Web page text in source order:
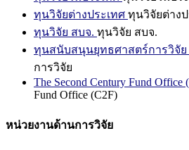
ทุนวิจัยต่างประเทศ ทุนวิจัยต่าง
ทุนวิจัย สบจ. ทุนวิจัย สบจ.
ทุนสนับสนุนยุทธศาสตร์การวิจัย
การวิจัย
The Second Century Fund Office
Fund Office (C2F)
หน่วยงานด้านการวิจัย